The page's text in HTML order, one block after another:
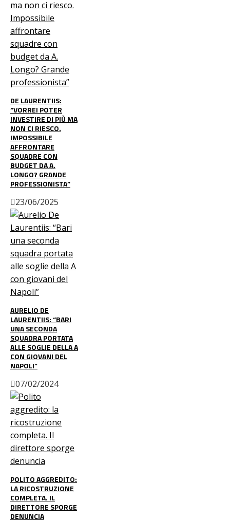
DE LAURENTIIS:
“VORREI POTER
INVESTIRE DI PIÙ MA
NON CI RIESCO.
IMPOSSIBILE
AFFRONTARE
SQUADRE CON
BUDGET DA A.
LONGO? GRANDE
PROFESSIONISTA”
23/06/2025
AURELIO DE
LAURENTIIS: “BARI
UNA SECONDA
SQUADRA PORTATA
ALLE SOGLIE DELLA A
CON GIOVANI DEL
NAPOLI”
07/02/2024
POLITO AGGREDITO:
LA RICOSTRUZIONE
COMPLETA. IL
DIRETTORE SPORGE
DENUNCIA